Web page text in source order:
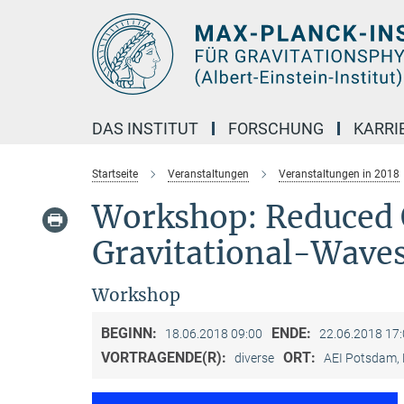
DAS INSTITUT FORSCHUNG
Startseite Veranstaltungen Veranstaltungen in 2018
Workshop:
Gravitational-
Workshop
BEGINN: 18.06.2018 09:00 ENDE: 22.06.2018
VORTRAGENDE(R): diverse ORT: AEI Potsdam,